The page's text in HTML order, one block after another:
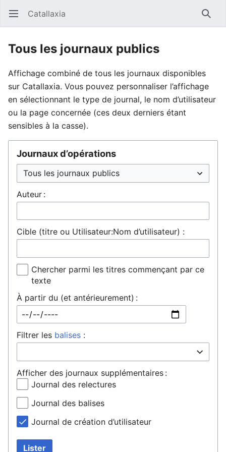
Ouvrir le menu principal Catallaxia
Tous les journaux publics
Affichage combiné de tous les journaux disponibles
sur Catallaxia. Vous pouvez personnaliser l’affichage
en sélectionnant le type de journal, le nom d’utilisateur
ou la page concernée (ces deux derniers étant
sensibles à la casse).
Journaux d’opérations
Auteur :
Cible (titre ou Utilisateur:Nom d’utilisateur) :
Chercher parmi les titres commençant par ce
texte
À partir du (et antérieurement) :
Filtrer les balises :
Afficher des journaux supplémentaires :
Journal des relectures
Journal des balises
Journal de création d’utilisateur
Lister